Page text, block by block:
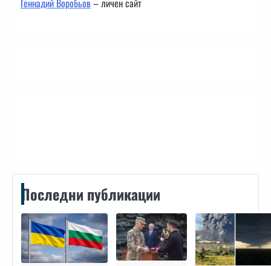
Геннадий Воробьов– личен сайт
Последни публикации